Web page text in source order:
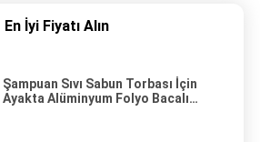
En İyi Fiyatı Alın
Şampuan Sıvı Sabun Torbası İçin
Ayakta Alüminyum Folyo Bacalı